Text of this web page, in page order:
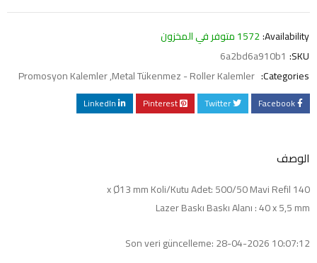
Availability: 1572 متوفر في المخزون
SKU:
6a2bd6a910b1
Categories:
Metal Tükenmez - Roller Kalemler
,
Promosyon Kalemler
Facebook
Twitter
Pinterest
LinkedIn
الوصف
140 x Ø13 mm Koli/Kutu Adet: 500/50 Mavi Refil
Lazer Baskı Baskı Alanı : 40 x 5,5 mm
Son veri güncelleme: 28-04-2026 10:07:12